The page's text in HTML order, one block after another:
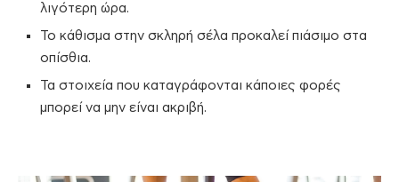
λιγότερη ώρα.
Το κάθισμα στην σκληρή σέλα προκαλεί πιάσιμο στα
οπίσθια.
Τα στοιχεία που καταγράφονται κάποιες φορές
μπορεί να μην είναι ακριβή.